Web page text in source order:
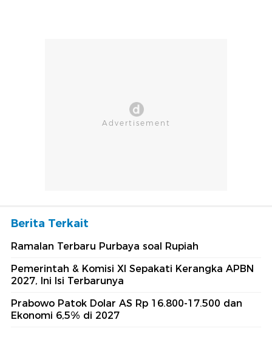
Berita Terkait
Ramalan Terbaru Purbaya soal Rupiah
Pemerintah & Komisi XI Sepakati Kerangka APBN
2027, Ini Isi Terbarunya
Prabowo Patok Dolar AS Rp 16.800-17.500 dan
Ekonomi 6,5% di 2027